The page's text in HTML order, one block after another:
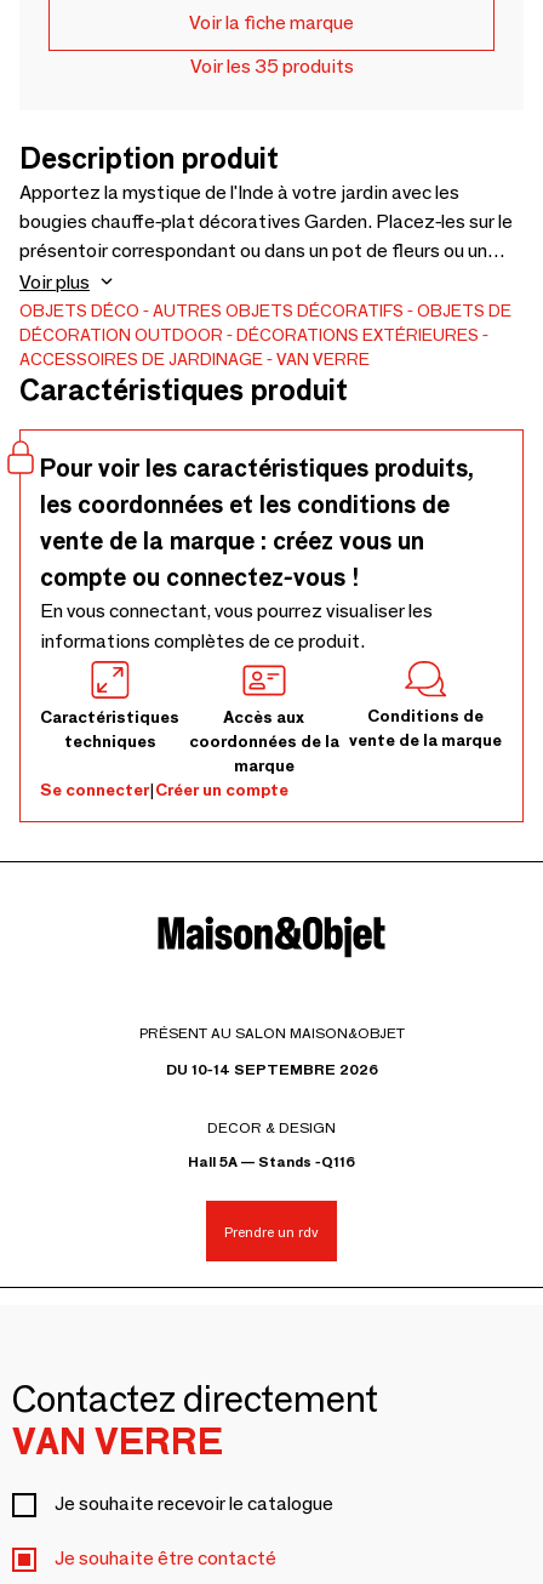
Voir la fiche marque
Voir les 35 produits
Description produit
Apportez la mystique de l'Inde à votre jardin avec les
bougies chauffe-plat décoratives Garden. Placez-les sur le
présentoir correspondant ou dans un pot de fleurs ou un
parterre de fleurs, en utilisant différentes hauteurs pour
créer un effet ludique. Un cadeau durable qui crée
l'atmosphère parfaite pour le jardin et votre maison, pour
les longues soirées d'été ou les nuits froides et sombres
d'hiver. Les ateliers de métallurgie traditionnels existent
depuis les premiers jours de la civilisation indienne, où des
artisans habiles transforment le métal en pièces d'art
uniques..
Voir plus
OBJETS DÉCO AUTRES OBJETS DÉCORATIFS
OBJETS DE
DÉCORATION OUTDOOR
DÉCORATIONS EXTÉRIEURES
ACCESSOIRES DE JARDINAGE
VAN VERRE
Caractéristiques produit
Pour voir les caractéristiques produits,
les coordonnées et les conditions de
vente de la marque : créez vous un
compte ou connectez-vous !
En vous connectant, vous pourrez visualiser les
informations complètes de ce produit.
Caractéristiques
techniques
Accès aux
coordonnées de la
marque
Conditions de
vente de la marque
Se connecter|Créer un compte
PRÉSENT AU SALON MAISON&OBJET
DU 10-14 SEPTEMBRE 2026
DECOR & DESIGN
Hall 5A — Stands -Q116
Prendre un rdv
Contactez directement
VAN VERRE
Je souhaite recevoir le catalogue
Je souhaite être contacté